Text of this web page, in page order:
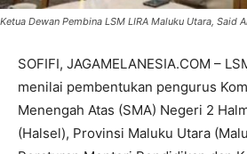
Ketua Dewan Pembina LSM LIRA Maluku Utara, Said
SOFIFI, JAGAMELANESIA.COM –
menilai pembentukan pengurus
Menengah Atas (SMA) Negeri 2
(Halsel), Provinsi Maluku Utara